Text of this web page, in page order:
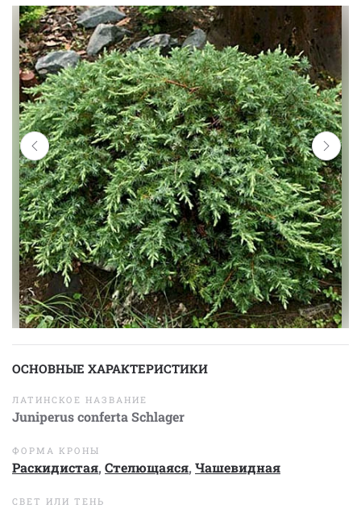
ОСНОВНЫЕ ХАРАКТЕРИСТИКИ
ЛАТИНСКОЕ НАЗВАНИЕ
Juniperus conferta Schlager
ФОРМА КРОНЫ
Раскидистая, Стелющаяся, Чашевидная
СВЕТ ИЛИ ТЕНЬ